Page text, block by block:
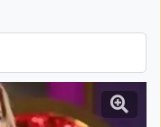
Sonra Yeni